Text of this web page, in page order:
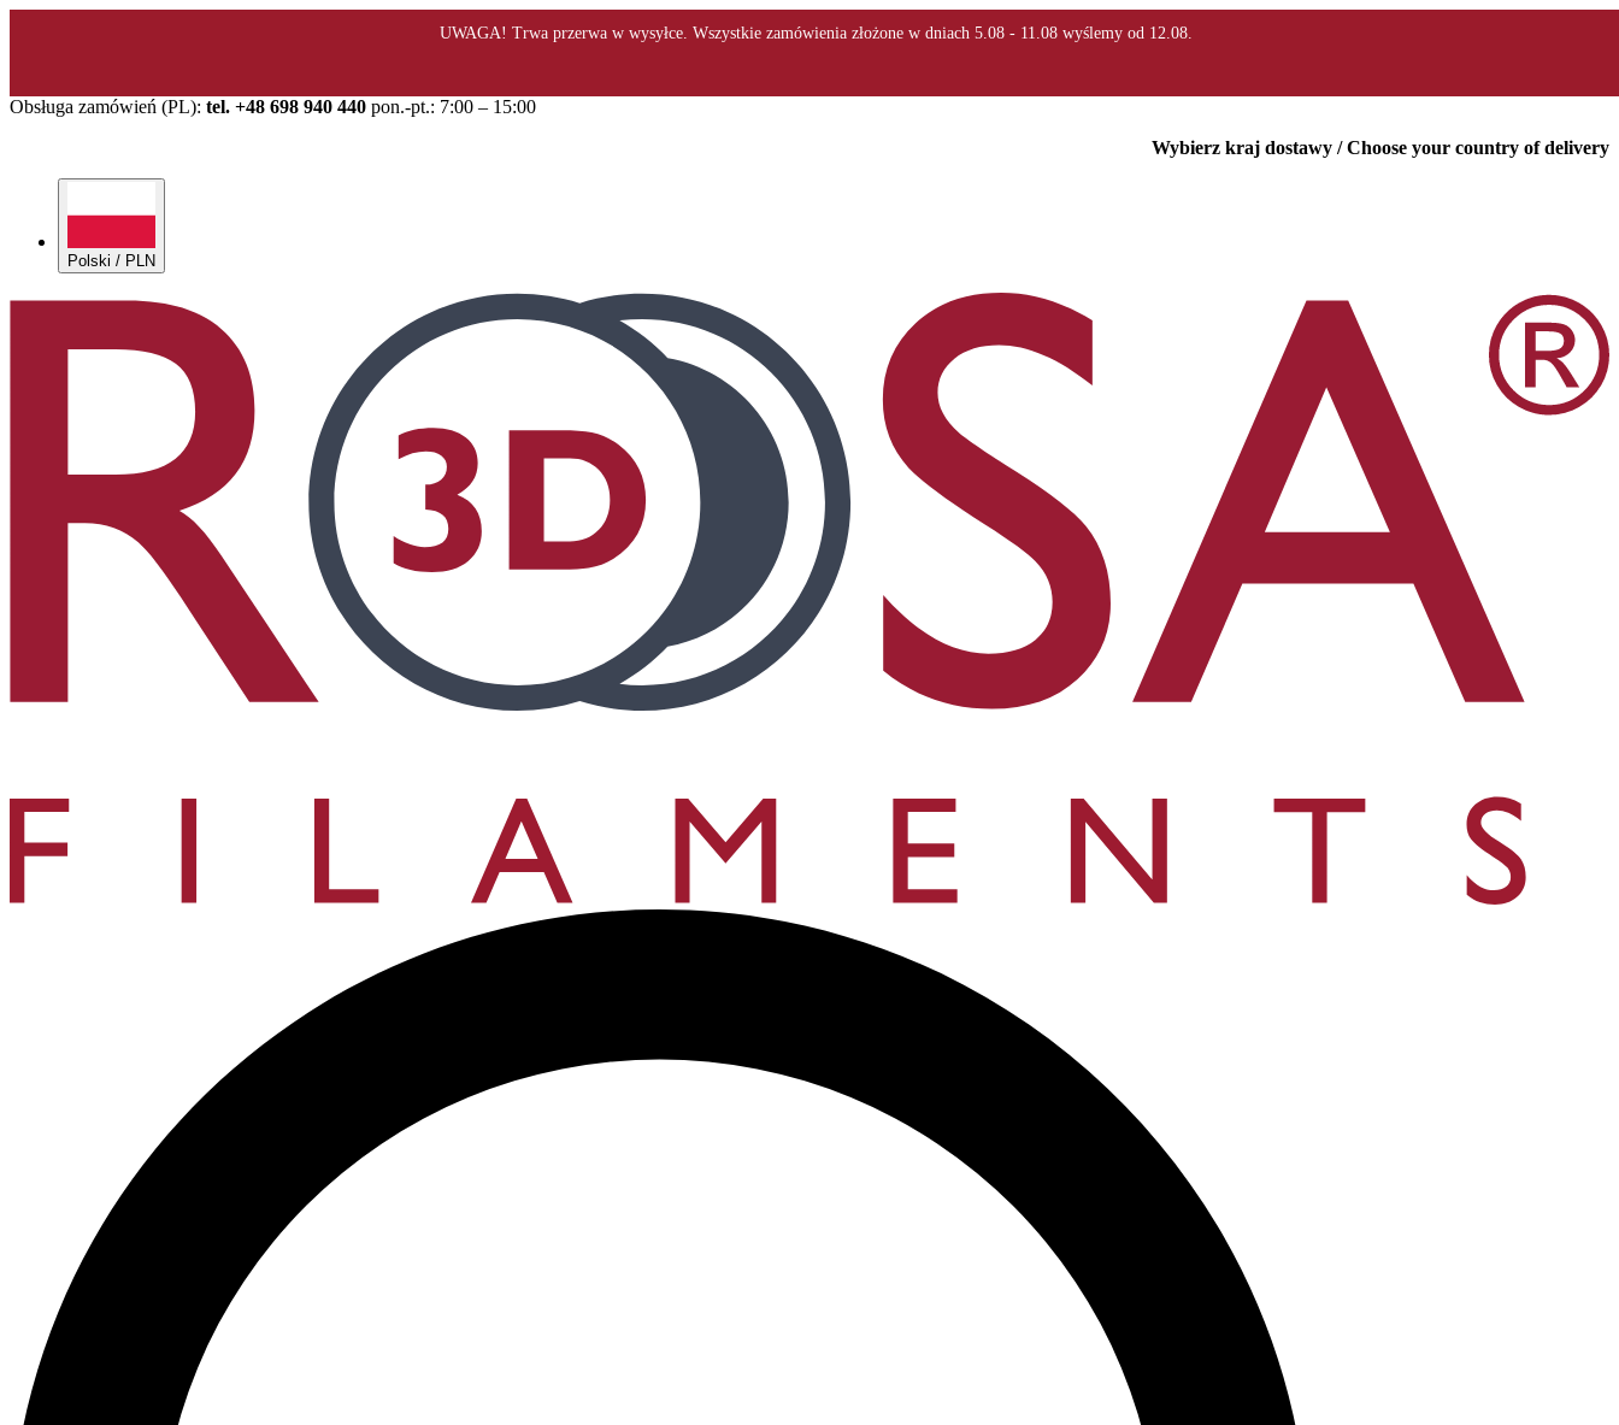
Obsługa zamówień (PL): tel. +48 698 940 440 pon.-pt.: 7:00 – 15:00
Wybierz kraj dostawy / Choose your country of delivery
Polski / PLN